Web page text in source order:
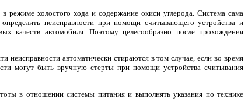
режиме холостого хода и содержание окиси углерода. Система сама
неисправности при помощи считывающего устройства и
качеств автомобиля. Поэтому целесообразно после прохождения
автоматически стираются в том случае, если во время
могут быть вручную стерты при помощи устройства считывания
в отношении системы питания и выполнять указания по технике